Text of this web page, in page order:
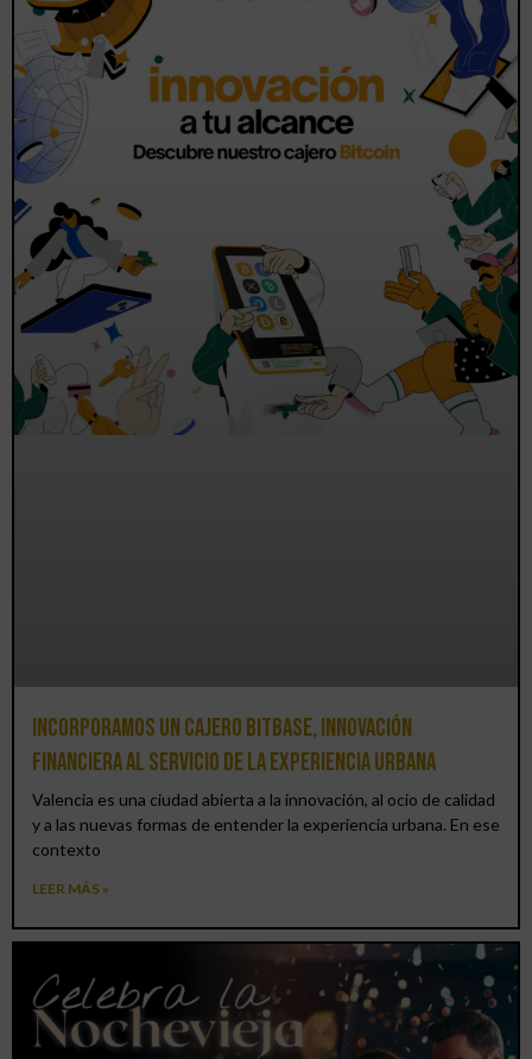
Incorporamos un cajero BitBase, innovación
financiera al servicio de la experiencia urbana
Valencia es una ciudad abierta a la innovación, al ocio de calidad
y a las nuevas formas de entender la experiencia urbana. En ese
contexto
LEER MÁS »